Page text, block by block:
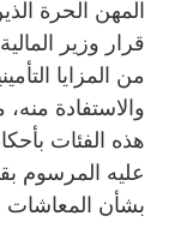
المهن الحرة
قرار وزير
من المزايا
والاستفادة
هذه الفئات
بشأن المعاشات